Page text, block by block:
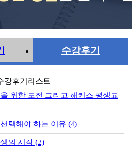
수강후기
강후기리스트
위한 도전 그리고 해커스 평생교
택해야 하는 이유 (4)
의 시작 (2)